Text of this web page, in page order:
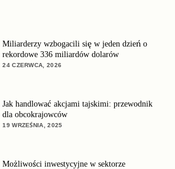
Miliarderzy wzbogacili się w jeden dzień o
rekordowe 336 miliardów dolarów
24 CZERWCA, 2026
Jak handlować akcjami tajskimi: przewodnik
dla obcokrajowców
19 WRZEŚNIA, 2025
Możliwości inwestycyjne w sektorze